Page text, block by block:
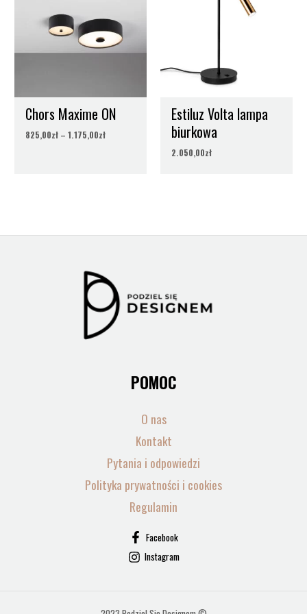
Chors Maxime ON
825,00zł – 1.175,00zł
1.175,00zł
Estiluz Volta lampa
biurkowa
2.050,00zł
POMOC
O nas
Kontakt
Pytania i odpowiedzi
Polityka prywatności i cookies
Regulamin
Facebook
Instagram